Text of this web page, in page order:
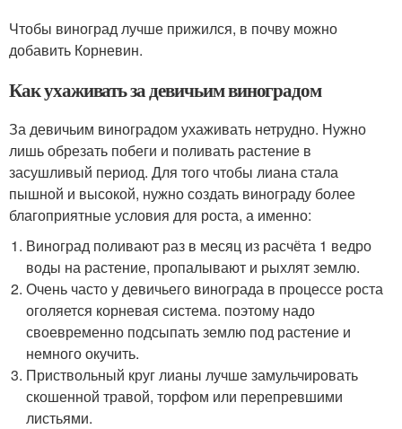
Чтобы виноград лучше прижился, в почву можно
добавить Корневин.
Как ухаживать за девичьим виноградом
За девичьим виноградом ухаживать нетрудно. Нужно
лишь обрезать побеги и поливать растение в
засушливый период. Для того чтобы лиана стала
пышной и высокой, нужно создать винограду более
благоприятные условия для роста, а именно:
Виноград поливают раз в месяц из расчёта 1 ведро
воды на растение, пропалывают и рыхлят землю.
Очень часто у девичьего винограда в процессе роста
оголяется корневая система. поэтому надо
своевременно подсыпать землю под растение и
немного окучить.
Приствольный круг лианы лучше замульчировать
скошенной травой, торфом или перепревшими
листьями.